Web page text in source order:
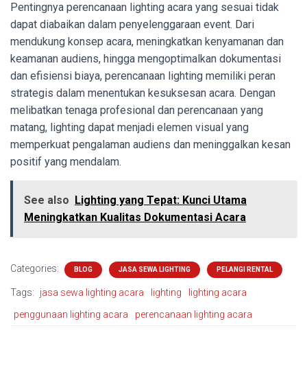
Pentingnya perencanaan lighting acara yang sesuai tidak
dapat diabaikan dalam penyelenggaraan event. Dari
mendukung konsep acara, meningkatkan kenyamanan dan
keamanan audiens, hingga mengoptimalkan dokumentasi
dan efisiensi biaya, perencanaan lighting memiliki peran
strategis dalam menentukan kesuksesan acara. Dengan
melibatkan tenaga profesional dan perencanaan yang
matang, lighting dapat menjadi elemen visual yang
memperkuat pengalaman audiens dan meninggalkan kesan
positif yang mendalam.
See also
Lighting yang Tepat: Kunci Utama
Meningkatkan Kualitas Dokumentasi Acara
Categories: BLOG JASA SEWA LIGHTING PELANGI RENTAL
Tags: jasa sewa lighting acara lighting
lighting acara
penggunaan lighting acara
perencanaan lighting acara